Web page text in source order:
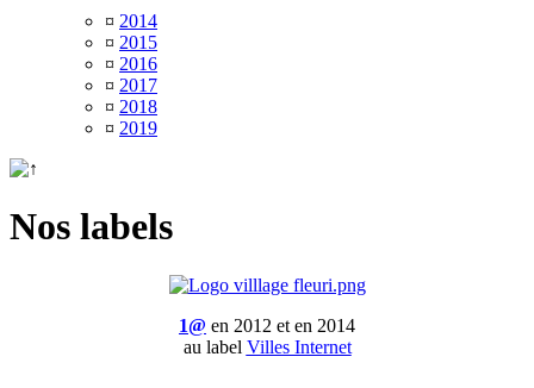
¤ 2014
¤ 2015
¤ 2016
¤ 2017
¤ 2018
¤ 2019
Nos labels
1@ en 2012 et en 2014
au label Villes Internet